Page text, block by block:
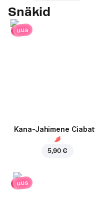
Snäkid
uus
Kana-Jahimene
5,90 €
uus